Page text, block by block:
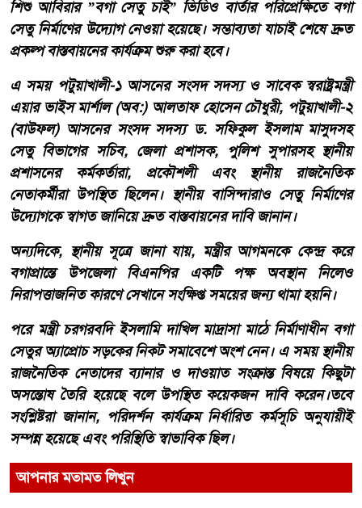
শিশু আবিরার ‌”বগা সেতু চাই” ভিডিও বার্তার পরিপ্রেক্ষিতে বগা
সেতু নির্মাণের উদ্যোগ নেওয়া হয়েছে। সম্ভাব্যতা যাচাই শেষে দ্রুত
প্রকল্প বাস্তবায়নের কার্যক্রম শুরু করা হবে।
এ সময় পটুয়াখালী-১ আসনের সংসদ সদস্য ও সাবেক স্বরাষ্ট্রমন্ত্রী
এয়ার ভাইস মার্শাল (অব:) আলতাফ হোসেন চৌধুরী, পটুয়াখালী-২
(বাউফল) আসনের সংসদ সদস্য ড. সফিকুল ইসলাম মাসুদসহ
সেতু বিভাগের সচিব, জেলা প্রশাসক, পুলিশ সুপারসহ স্থানীয়
প্রশাসনের কর্মকর্তারা, প্রকৌশলী এবং স্থানীয় রাজনৈতিক
নেতাকর্মীরা উপস্থিত ছিলেন। স্থানীয় বাসিন্দারাও সেতু নির্মাণের
উদ্যোগকে স্বাগত জানিয়ে দ্রুত বাস্তবায়নের দাবি জানান।
অন্যদিকে, স্থানীয় সূত্রে জানা যায়, মন্ত্রীর আগমনকে কেন্দ্র করে
বগাপ্রান্তে উপজেলা বিএনপির একটি পক্ষ অবস্থান নিলেও
নিরাপত্তাজনিত কারণে সেখানে সংক্ষিপ্ত সময়ের জন্য থামা হয়নি।
পরে মন্ত্রী চরগরবদি ইসলামি দাখিল মাদ্রাসা মাঠে নির্মাণাধীন বগা
সেতুর অ্যাপ্রোচ সড়কের নিকট সমাবেশে অংশ নেন। এ সময় স্থানীয়
রাজনৈতিক নেতাদের ব্যানার ও দাওয়াত সংক্রান্ত বিষয়ে কিছুটা
অসন্তোষ তৈরি হয়েছে বলে উপস্থিত কয়েকজন দাবি করেন।তবে
সংশ্লিষ্টরা জানান, পরিদর্শন কার্যক্রম নির্ধারিত কর্মসূচি অনুযায়ীই
সম্পন্ন হয়েছে এবং পরিস্থিতি স্বাভাবিক ছিল।
আপনার মতামত লিখুন